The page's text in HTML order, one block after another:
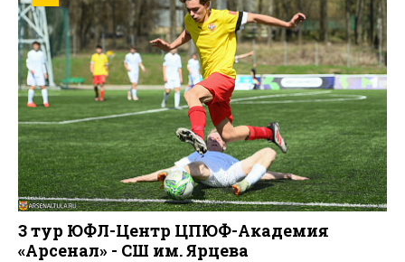
3 тур ЮФЛ-Центр ЦПЮФ-Академия
«Арсенал» - СШ им. Ярцева